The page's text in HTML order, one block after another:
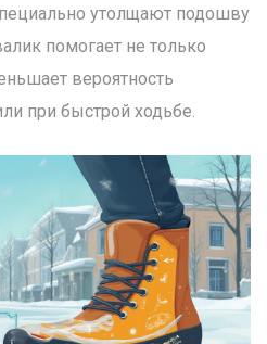
утолщают подошву
помогает не только
вероятность
при быстрой ходьбе.